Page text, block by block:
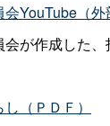
YouTube（外
が作成した、
（ＰＤＦ）